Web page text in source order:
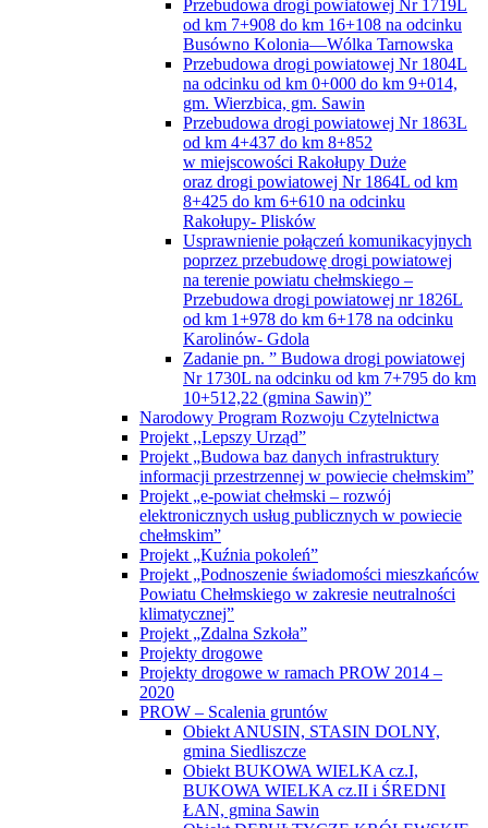
Przebudowa drogi powiatowej Nr 1719L
od km 7+908 do km 16+108 na odcinku
Busówno Kolonia—Wólka Tarnowska
Przebudowa drogi powiatowej Nr 1804L
na odcinku od km 0+000 do km 9+014,
gm. Wierzbica, gm. Sawin
Przebudowa drogi powiatowej Nr 1863L
od km 4+437 do km 8+852
w miejscowości Rakołupy Duże
oraz drogi powiatowej Nr 1864L od km
8+425 do km 6+610 na odcinku
Rakołupy- Plisków
Usprawnienie połączeń komunikacyjnych
poprzez przebudowę drogi powiatowej
na terenie powiatu chełmskiego –
Przebudowa drogi powiatowej nr 1826L
od km 1+978 do km 6+178 na odcinku
Karolinów- Gdola
Zadanie pn. ” Budowa drogi powiatowej
Nr 1730L na odcinku od km 7+795 do km
10+512,22 (gmina Sawin)”
Narodowy Program Rozwoju Czytelnictwa
Projekt ,,Lepszy Urząd”
Projekt „Budowa baz danych infrastruktury
informacji przestrzennej w powiecie chełmskim”
Projekt „e-powiat chełmski – rozwój
elektronicznych usług publicznych w powiecie
chełmskim”
Projekt „Kuźnia pokoleń”
Projekt „Podnoszenie świadomości mieszkańców
Powiatu Chełmskiego w zakresie neutralności
klimatycznej”
Projekt „Zdalna Szkoła”
Projekty drogowe
Projekty drogowe w ramach PROW 2014 –
2020
PROW – Scalenia gruntów
Obiekt ANUSIN, STASIN DOLNY,
gmina Siedliszcze
Obiekt BUKOWA WIELKA cz.I,
BUKOWA WIELKA cz.II i ŚREDNI
ŁAN, gmina Sawin